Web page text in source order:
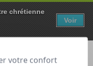
chrétienne
Voir
votre confort